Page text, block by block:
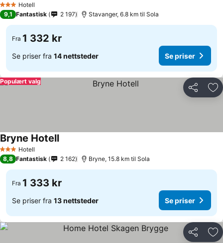
3 StjernerHotell
9,1 Fantastisk 2 197 Stavanger, 6.8 km til Sola
Fra 1 332 kr
Se priser fra 14 nettsteder Se priser
Del
Populært valg
3 StjernerHotell
Bryne Hotell
8,8 Fantastisk 2 162 Bryne, 15.8 km til Sola
Fra 1 333 kr
Se priser fra 13 nettsteder Se priser
Del